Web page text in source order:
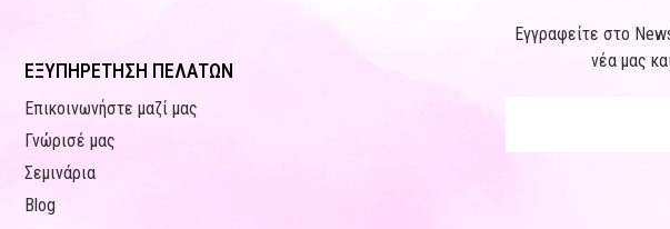
ΕΞΥΠΗΡΕΤΗΣΗ ΠΕΛΑΤΩΝ
Επικοινωνήστε μαζί μας
Γνώρισέ μας
Σεμινάρια
Blog
Εγγραφείτε στο
νέα μας